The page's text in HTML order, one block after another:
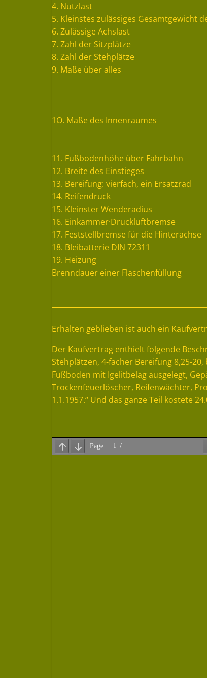
4. Nutzlast
5. Kleinstes zulässiges Gesamtgewicht
6. Zulässige Achslast
7. Zahl der Sitzplätze
8. Zahl der Stehplätze
9. Maße über alles
1O. Maße des Innenraumes
11. Fußbodenhöhe über Fahrbahn
12. Breite des Einstieges
13. Bereifung: vierfach, ein Ersatzrad
14. Reifendruck
15. Kleinster Wenderadius
16. Einkammer·Druckluftbremse
17. Feststellbremse für die Hinterachse
18. Bleibatterie DIN 72311
19. Heizung
Brenndauer einer Flaschenfüllung
Erhalten geblieben ist auch ein
Der Kaufvertrag enthielt folgende
Stehplätzen, 4-facher Bereifung 8,25-
Fußboden mit Igelitbelag ausgelegt,
Trockenfeuerlöscher, Reifenwächter,
1.1.1957.“ Und das ganze Teil kostete